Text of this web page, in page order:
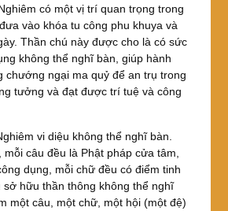
có một vị trí quan trọng trong
vào khóa tu công phu khuya và
Thần chú này được cho là có sức
không thể nghĩ bàn, giúp hành
chướng ngại ma quỷ để an trụ trong
tưởng và đạt được trí tuệ và công
vi diệu không thể nghĩ bàn.
câu đều là Phật pháp cửa tâm,
dụng, mỗi chữ đều có điểm tinh
sở hữu thần thông không thể nghĩ
một câu, một chữ, một hội (một đệ)